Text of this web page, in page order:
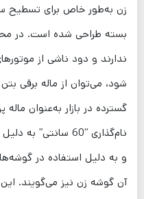
زن به‌طور خاص برای تسطیح
بسته طراحی شده است. در
ندارند و دود ناشی از
شود، می‌توان از ماله برقی
گسترده در بازار به‌عنوان
و به دلیل استفاده در
آن گوشه زن نیز می‌گویند. این